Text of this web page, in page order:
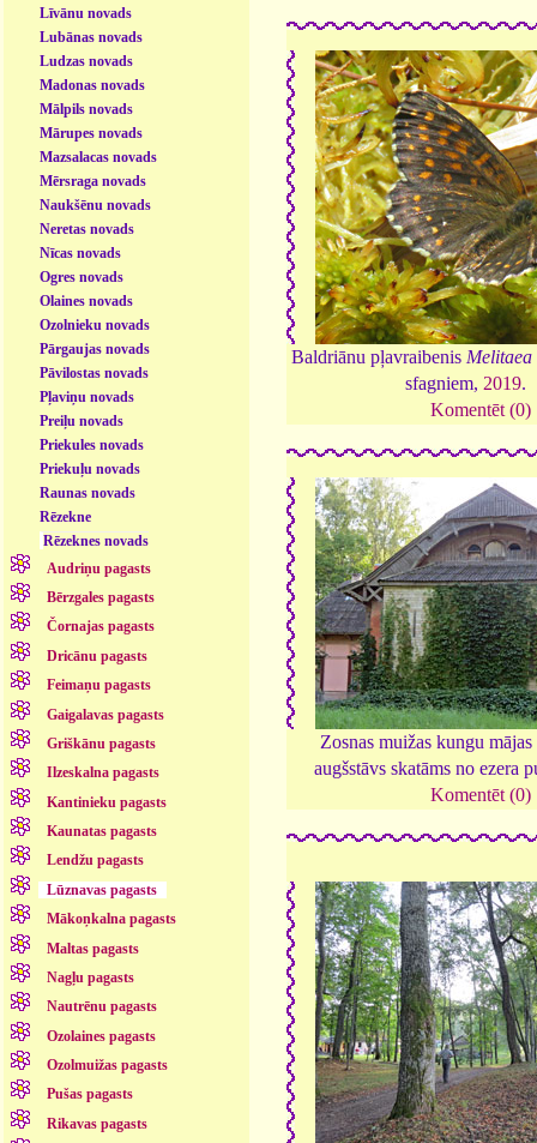
Līvānu novads
Lubānas novads
Ludzas novads
Madonas novads
Mālpils novads
Mārupes novads
Mazsalacas novads
Mērsraga novads
Naukšēnu novads
Neretas novads
Nīcas novads
Ogres novads
Olaines novads
Ozolnieku novads
Pārgaujas novads
Pāvilostas novads
Pļaviņu novads
Preiļu novads
Priekules novads
Priekuļu novads
Raunas novads
Rēzekne
Rēzeknes novads
Audriņu pagasts
Bērzgales pagasts
Čornajas pagasts
Dricānu pagasts
Feimaņu pagasts
Gaigalavas pagasts
Griškānu pagasts
Ilzeskalna pagasts
Kantinieku pagasts
Kaunatas pagasts
Lendžu pagasts
Lūznavas pagasts
Mākoņkalna pagasts
Maltas pagasts
Nagļu pagasts
Nautrēnu pagasts
Ozolaines pagasts
Ozolmuižas pagasts
Pušas pagasts
Rikavas pagasts
Baldriānu pļavraibenis
sfagniem, 2019.
Komentēt (0)
Zosnas muižas kungu
augšstāvs skatāms no ezera
Komentēt (0)